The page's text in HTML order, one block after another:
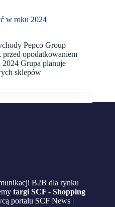
w roku 2024
Pepco Group
przed opodatkowaniem
2024 Grupa planuje
sklepów
B2B dla rynku
targi SCF - Shopping
portalu SCF News |